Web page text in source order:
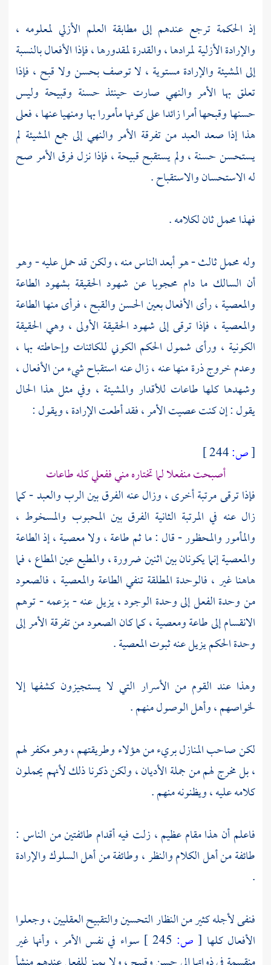
إذ الحكمة ترجع عندهم إلى مطابقة العلم الأزلي لمعلومه ،
والإرادة الأزلية لمرادها ، والقدرة لمقدورها ، فإذا الأفعال بالنسبة
إلى المشيئة والإرادة مستوية ، لا توصف بحسن ولا قبح ، فإذا
تعلق بها الأمر والنهي صارت حينئذ حسنة وقبيحة وليس
حسنها وقبحها أمرا زائدا على كونها مأمورا بها ومنهيا عنها ، فعلى
هذا إذا صعد العبد من تفرقة الأمر والنهي إلى جمع المشيئة لم
يستحسن حسنة ، ولم يستقبح قبيحة ، فإذا نزل فرق الأمر صح
له الاستحسان والاستقباح .
فهذا محمل ثان لكلامه .
وله محمل ثالث - هو أبعد الناس منه ، ولكن قد حمل عليه - وهو
أن السالك ما دام محجوبا عن شهود الحقيقة بشهود الطاعة
والمعصية ، رأى الأفعال بعين الحسن والقبح ، فرأى منها الطاعة
والمعصية ، فإذا ترقى إلى شهود الحقيقة الأولى ، وهي الحقيقة
الكونية ، ورأى شمول الحكم الكوني للكائنات وإحاطته بها ،
وعدم خروج ذرة منها عنه ، زال عنه استقباح شيء من الأفعال ،
وشهدها كلها طاعات للأقدار والمشيئة ، وفي مثل هذا الحال
يقول : إن كنت عصيت الأمر ، فقد أطعت الإرادة ، ويقول :
[ص:
أصبحت منفعلا لما تختاره مني ففعلي كله طاعات
فإذا ترقى مرتبة أخرى ، وزال عنه الفرق بين الرب والعبد - كما
زال عنه في المرتبة الثانية الفرق بين المحبوب والمسخوط ،
والمأمور والمحظور - قال : ما ثم طاعة ، ولا معصية ، إذ الطاعة
والمعصية إنما يكونان بين اثنين ضرورة ، والمطيع عين المطاع ، فما
هاهنا غير ، فالوحدة المطلقة تنفي الطاعة والمعصية ، فالصعود
من وحدة الفعل إلى وحدة الوجود ، يزيل عنه - بزعمه - توهم
الانقسام إلى طاعة ومعصية ، كما كان الصعود من تفرقة الأمر إلى
وحدة الحكم يزيل عنه ثبوت المعصية .
وهذا عند القوم من الأسرار التي لا يستجيزون كشفها إلا
لخواصهم ، وأهل الوصول منهم .
لكن صاحب المنازل بريء من هؤلاء وطريقتهم ، وهو مكفر لهم
، بل مخرج لهم من جملة الأديان ، ولكن ذكرنا ذلك لأنهم يحملون
كلامه عليه ، ويظنونه منهم .
فاعلم أن هذا مقام عظيم ، زلت فيه أقدام طائفتين من الناس :
طائفة من أهل الكلام والنظر ، وطائفة من أهل السلوك والإرادة
.
فنفى لأجله كثير من النظار التحسين والتقبيح العقليين ، وجعلوا
الأفعال كلها [ ص:
سواء في نفس الأمر ، وأنها غير